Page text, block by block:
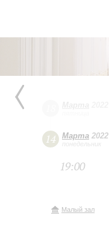
14 Марта 2022
понедельник
19:00
Малый зал